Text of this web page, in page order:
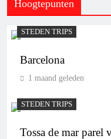
Hoogtepunten
STEDEN TRIPS
Barcelona
1 maand geleden
STEDEN TRIPS
Tossa de mar parel